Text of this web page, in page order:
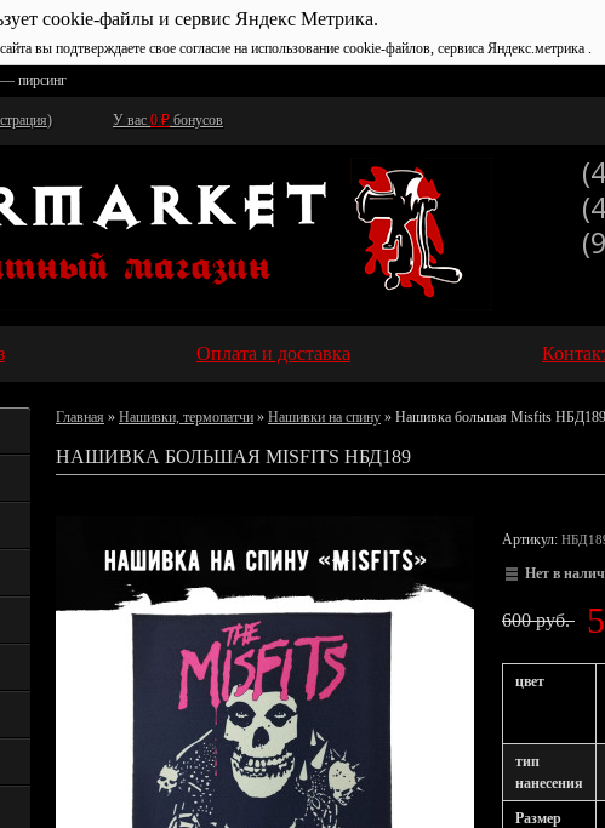
cookie-файлы и сервис Яндекс Метрика.
вы подтверждаете свое согласие на использование cookie-файлов, сервиса Яндекс.метрика .
пирсинг
) У вас 0 ₽ бонусов
Оплата и доставка
Главная » Нашивки, термопатчи » Нашивки на спину » Нашивка большая Misfits НБД189
НАШИВКА БОЛЬШАЯ MISFITS НБД189
Артикул:
Нет в
600 руб.
цвет
тип
нанесения
Размер